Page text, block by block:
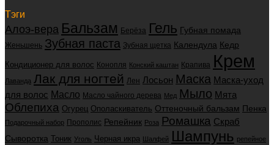
Тэги
Алоэ-вера Бальзам Берёза Гель Губная помада
Женьшень Зубная паста Зубная щетка Календула Кедр
Кондиционер для волос Конопля Конский каштан Крапива Крем
Лаванда Лак для ногтей Лен Лосьон Маска Маска-уход
для волос Масло Масло чайного дерева Мед Мыло Мята
Облепиха Огурец Ополаскиватель Оттеночный бальзам Пенка
Подарочный набор Прополис Репейник Роза Ромашка Скраб
Сыворотка Тоник Уголь Черная икра Шалфей Шампунь репейное